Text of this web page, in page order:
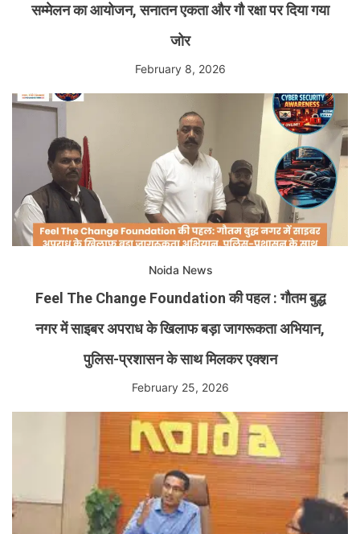
सम्मेलन का आयोजन, सनातन एकता और गौ रक्षा पर दिया गया
जोर
February 8, 2026
Noida News
Feel The Change Foundation की पहल : गौतम बुद्ध
नगर में साइबर अपराध के खिलाफ बड़ा जागरूकता अभियान,
पुलिस-प्रशासन के साथ मिलकर एक्शन
February 25, 2026